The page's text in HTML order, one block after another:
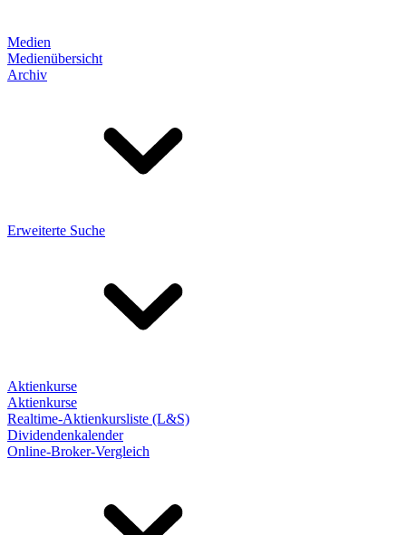
Medien
Medienübersicht
Archiv
Erweiterte Suche
Aktienkurse
Aktienkurse
Realtime-Aktienkursliste (L&S)
Dividendenkalender
Online-Broker-Vergleich